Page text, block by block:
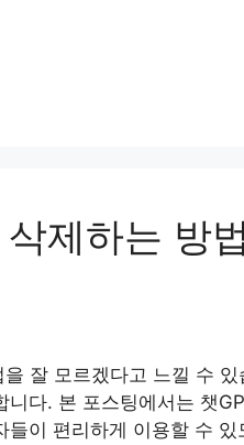
제하는 방법
잘 모르겠다고 느낄 수 있
다. 본 포스팅에서는 챗
이 편리하게 이용할 수 있